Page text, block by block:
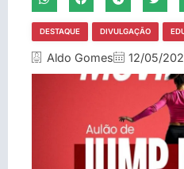
DESTAQUE DIVULGAÇÃO
Aldo Gomes 12/05/